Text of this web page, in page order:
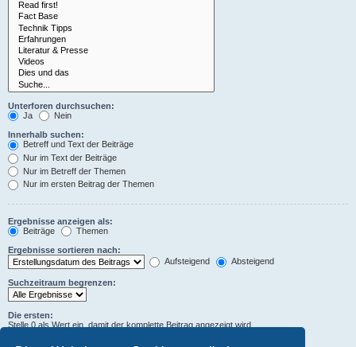
Unterforen durchsuchen:
Ja
Nein
Innerhalb suchen:
Betreff und Text der Beiträge
Nur im Text der Beiträge
Nur im Betreff der Themen
Nur im ersten Beitrag der Themen
Ergebnisse anzeigen als:
Beiträge
Themen
Ergebnisse sortieren nach:
Aufsteigend
Absteigend
Suchzeitraum begrenzen:
Die ersten:
Stelle 0 als Wert ein, damit der komplette Beitrag angezeigt wird.